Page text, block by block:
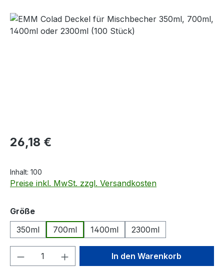
Bildergalerie überspringen
Regulärer Preis:
26,18 €
Inhalt: 100
Preise inkl. MwSt. zzgl. Versandkosten
Größeauswählen
350ml
700ml 1400ml 2300ml
Produkt Anzahl: Gib denIn den Warenkorb